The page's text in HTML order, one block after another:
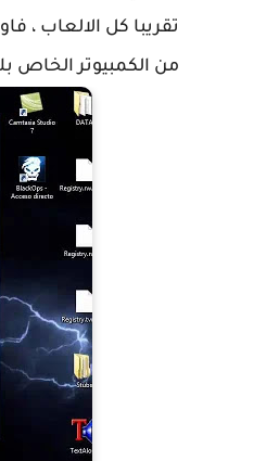
تقريبا كل الالعاب ،
من الكمبيوتر الخاص